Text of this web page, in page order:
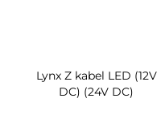
Lynx Z kabel LED (12V
DC) (24V DC)